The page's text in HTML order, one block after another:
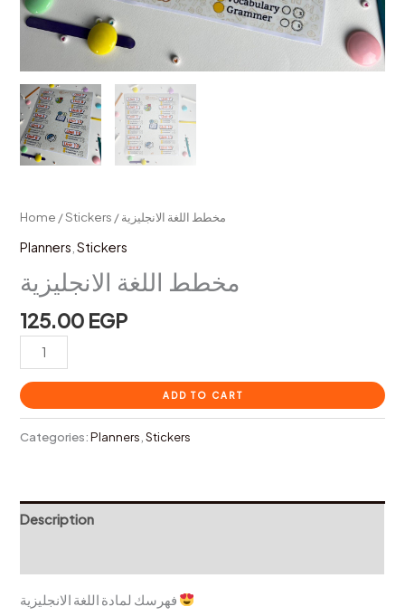
Home /Stickers / مخطط اللغة الانجليزية
Planners ,Stickers
مخطط اللغة الانجليزية
125.00 EGP
ADD TO CART
Categories:Planners ,Stickers
Description